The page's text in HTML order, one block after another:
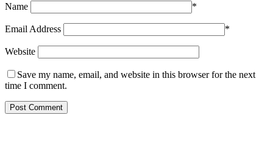
Name *
Email Address *
Website
Save my name, email, and website in this browser for the next
time I comment.